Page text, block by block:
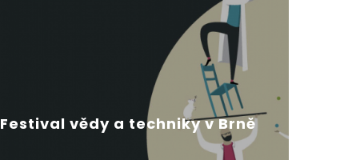
Festival vědy a techniky v Brně